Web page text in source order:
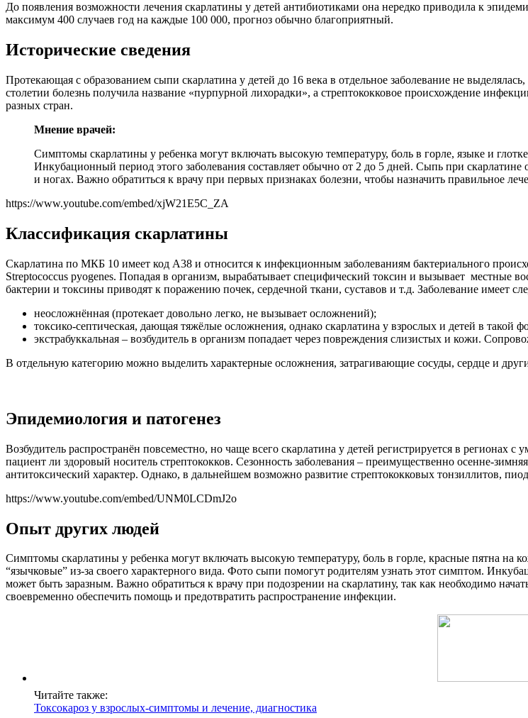
До появления возможности лечения скарлатины у детей антибиотиками она нередко приводила к
максимум 400 случаев год на каждые 100 000, прогноз обычно благоприятный.
Исторические сведения
Протекающая с образованием сыпи скарлатина у детей до 16 века в отдельное заболевание не
столетии болезнь получила название «пурпурной лихорадки», а стрептококковое происхождение
разных стран.
Мнение врачей:
Симптомы скарлатины у ребенка могут включать высокую температуру, боль в горле, языке и
Инкубационный период этого заболевания составляет обычно от 2 до 5 дней. Сыпь при скарлатине
и ногах. Важно обратиться к врачу при первых признаках болезни, чтобы назначить правильное
https://www.youtube.com/embed/xjW21E5C_ZA
Классификация скарлатины
Скарлатина по МКБ 10 имеет код А38 и относится к инфекционным заболеваниям бактериального
Streptococcus pyogenes. Попадая в организм, вырабатывает специфический токсин и вызывает местные
бактерии и токсины приводят к поражению почек, сердечной ткани, суставов и т.д. Заболевание имеет
неосложнённая (протекает довольно легко, не вызывает осложнений);
токсико-септическая, дающая тяжёлые осложнения, однако скарлатина у взрослых и детей в такой
экстрабуккальная – возбудитель в организм попадает через повреждения слизистых и кожи.
В отдельную категорию можно выделить характерные осложнения, затрагивающие сосуды, сердце и
Эпидемиология и патогенез
Возбудитель распространён повсеместно, но чаще всего скарлатина у детей регистрируется в
пациент ли здоровый носитель стрептококков. Сезонность заболевания – преимущественно осенне-
антитоксический характер. Однако, в дальнейшем возможно развитие стрептококковых тонзиллитов,
https://www.youtube.com/embed/UNM0LCDmJ2o
Опыт других людей
Симптомы скарлатины у ребенка могут включать высокую температуру, боль в горле, красные пятна
“язычковые” из-за своего характерного вида. Фото сыпи помогут родителям узнать этот симптом.
может быть заразным. Важно обратиться к врачу при подозрении на скарлатину, так как необходимо
своевременно обеспечить помощь и предотвратить распространение инфекции.
Читайте также:
Токсокароз у взрослых-симптомы и лечение, диагностика